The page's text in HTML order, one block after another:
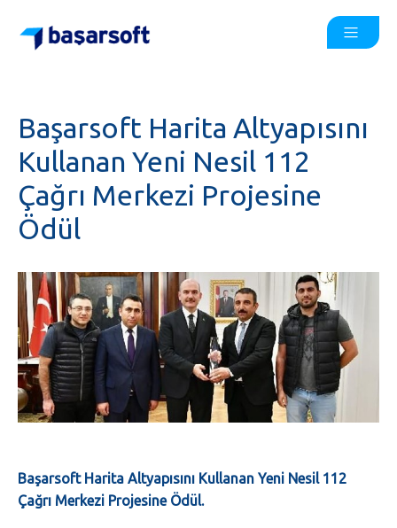
Başarsoft Harita Altyapısını
Kullanan Yeni Nesil 112
Çağrı Merkezi Projesine
Ödül
Başarsoft Harita Altyapısını Kullanan Yeni Nesil 112
Çağrı Merkezi Projesine Ödül.